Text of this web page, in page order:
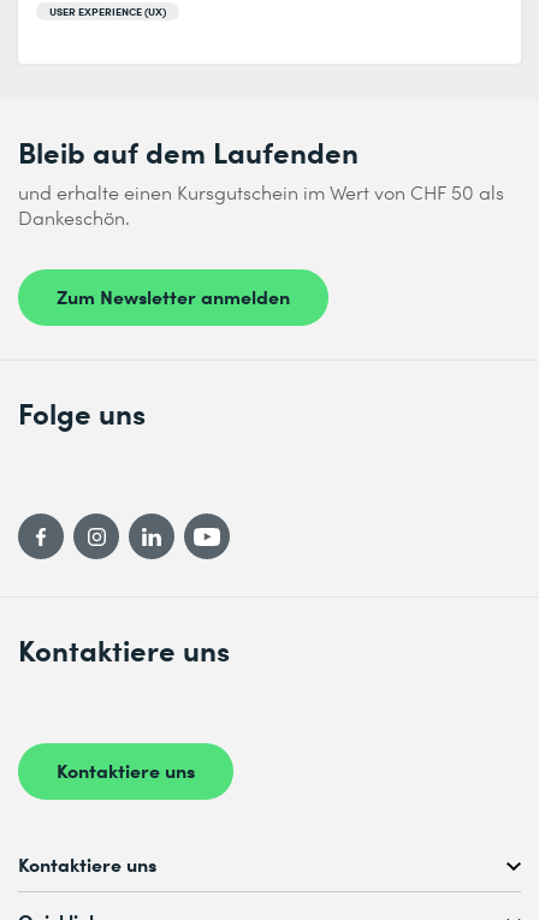
USER EXPERIENCE (UX)
Bleib auf dem Laufenden
und erhalte einen Kursgutschein im Wert von CHF 50 als
Dankeschön.
Zum Newsletter anmelden
Kontaktiere uns
Kontaktiere uns
Folge uns
Kontaktiere uns
Kostenlose Kursberatung unter